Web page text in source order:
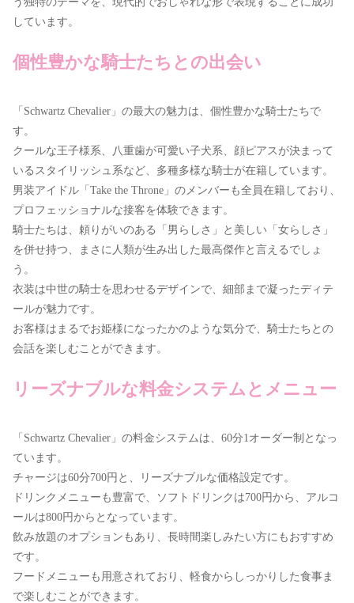
しています。
個性豊かな騎士たちとの出会い
「Schwartz Chevalier」の最大の魅力は、個性豊かな騎士たちで
す。
クールな王子様系、八重歯が可愛い子犬系、顔ピアスが決まって
いるスタイリッシュ系など、多種多様な騎士が在籍しています。
男装アイドル「Take the Throne」のメンバーも全員在籍しており、
プロフェッショナルな接客を体験できます。
騎士たちは、頼りがいのある「男らしさ」と美しい「女らしさ」
を併せ持つ、まさに人類が生み出した最高傑作と言えるでしょ
う。
衣装は中世の騎士を思わせるデザインで、細部まで凝ったディテ
ールが魅力です。
お客様はまるでお姫様になったかのような気分で、騎士たちとの
会話を楽しむことができます。
リーズナブルな料金システムとメニュー
「Schwartz Chevalier」の料金システムは、60分1オーダー制となっ
ています。
チャージは60分700円と、リーズナブルな価格設定です。
ドリンクメニューも豊富で、ソフトドリンクは700円から、アルコ
ールは800円からとなっています。
飲み放題のオプションもあり、長時間楽しみたい方にもおすすめ
です。
フードメニューも用意されており、軽食からしっかりした食事ま
で楽しむことができます。